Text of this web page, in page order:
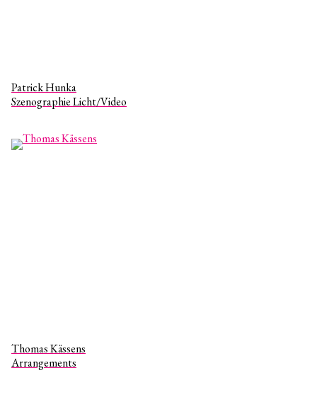
Patrick Hunka
Szenographie Licht/Video
Thomas Kässens
Arrangements